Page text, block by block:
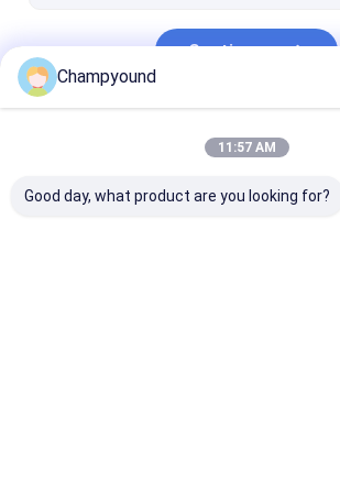
Continuar
Nuestras Categorías
Champyound
11:57 AM
Good day, what product are you looking for?